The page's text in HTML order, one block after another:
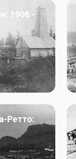
1906 -
Ретто: